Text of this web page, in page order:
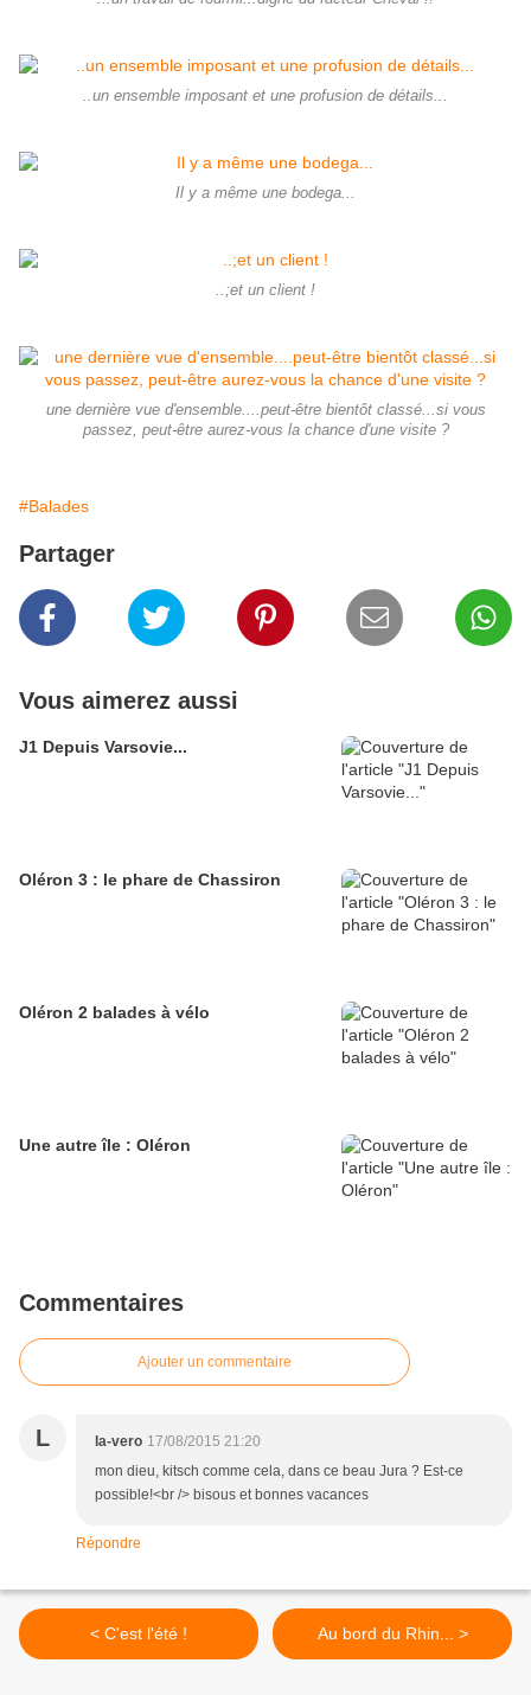
..un ensemble imposant et une profusion de détails...
Il y a même une bodega...
..;et un client !
une dernière vue d'ensemble....peut-être bientôt classé...si vous
passez, peut-être aurez-vous la chance d'une visite ?
#Balades
Partager
Vous aimerez aussi
J1 Depuis Varsovie...
Oléron 3 : le phare de Chassiron
Oléron 2 balades à vélo
Une autre île : Oléron
Commentaires
Ajouter un commentaire
L la-vero 17/08/2015 21:20
mon dieu, kitsch comme cela, dans ce beau Jura ? Est-ce
possible!<br /> bisous et bonnes vacances
Répondre
< C'est l'été ! Au bord du Rhin... >